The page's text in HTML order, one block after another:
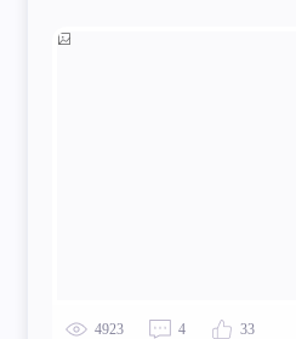
4923 4 33